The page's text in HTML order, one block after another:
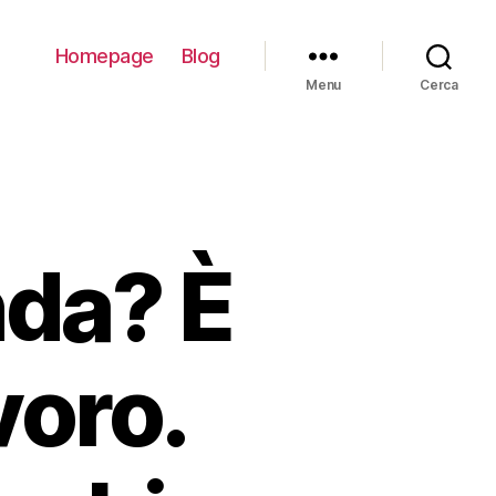
Homepage Blog
Menu Cerca
È